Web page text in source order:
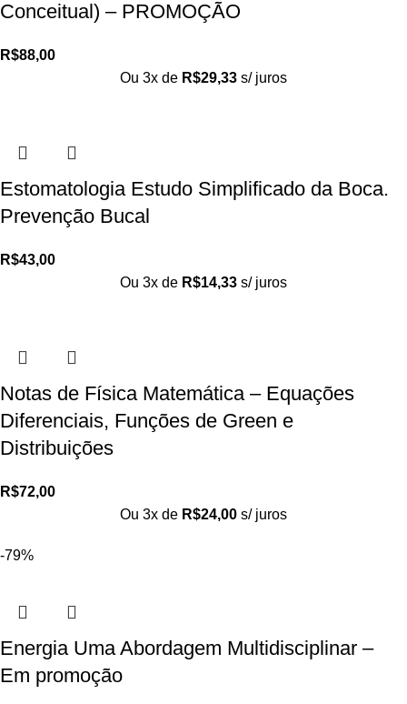
Conceitual) – PROMOÇÃO
R$88,00
Ou 3x de R$29,33 s/ juros
Estomatologia Estudo Simplificado da Boca.
Prevenção Bucal
R$43,00
Ou 3x de R$14,33 s/ juros
Notas de Física Matemática – Equações
Diferenciais, Funções de Green e
Distribuições
R$72,00
Ou 3x de R$24,00 s/ juros
-79%
Energia Uma Abordagem Multidisciplinar –
Em promoção